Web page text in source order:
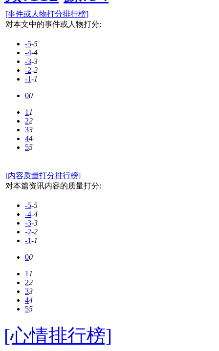
[事件或人物打分排行榜]
对本文中的事件或人物打分:
-5-5
-4-4
-3-3
-2-2
-1-1
00
11
22
33
44
55
[内容质量打分排行榜]
对本篇资讯内容的质量打分:
-5-5
-4-4
-3-3
-2-2
-1-1
00
11
22
33
44
55
[心情排行榜]